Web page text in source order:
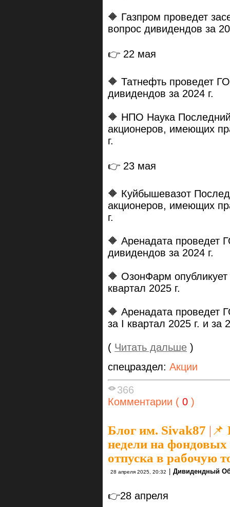
🔶 Газпром проведет
вопрос дивидендов за
👉 22 мая
🔶 Татнефть проведет
дивидендов за 2024 г.
🔶 НПО Наука
акционеров, имеющих
г.
👉 23 мая
🔶 Куйбышевазот
акционеров, имеющих
г.
🔶 Аренадата проведет
дивидендов за 2024 г.
🔶 ОзонФарм
квартал 2025 г.
🔶 Аренадата проведет
за I квартал 2025 г. и за
( Читать дальше )
спецраздел: Акции
366
Комментарии ( 0 )
Блог им. Sivak87 |📌
недели на
отпуска в рабочую
28 апреля 2025, 20:32 | Дивидендный
👉28 апреля